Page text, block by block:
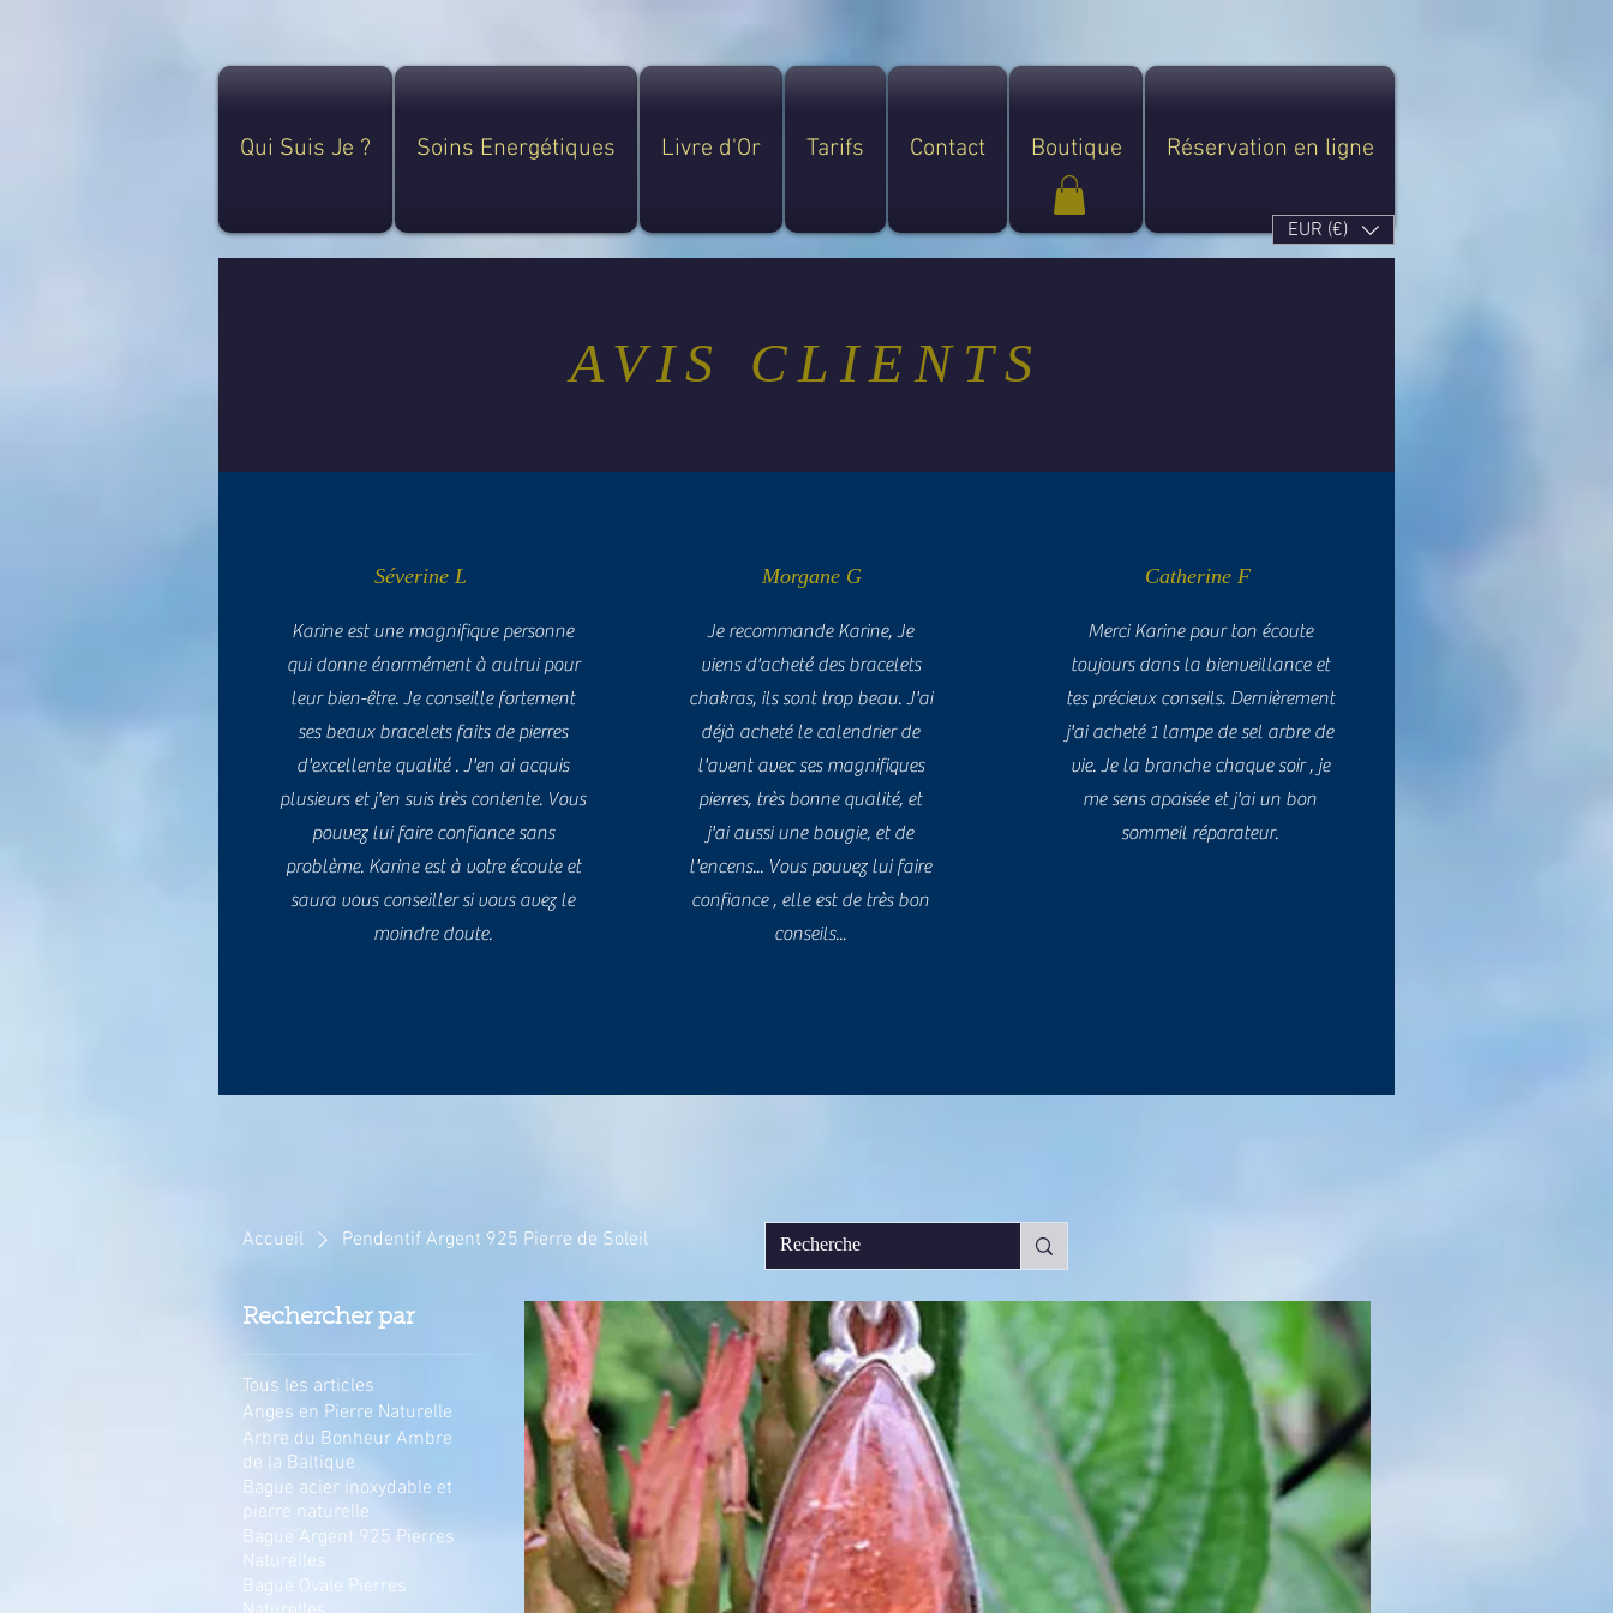
Qui Suis Je ? Soins Energétiques Livre d'Or Tarifs Contact Boutique Réservation en ligne
EUR (€)
AVIS CLIENTS
Séverine L
Karine est une magnifique personne
qui donne énormément à autrui pour
leur bien-être. Je conseille fortement
ses beaux bracelets faits de pierres
d'excellente qualité . J'en ai acquis
plusieurs et j'en suis très contente. Vous
pouvez lui faire confiance sans
problème. Karine est à votre écoute et
saura vous conseiller si vous avez le
moindre doute.
Morgane G
Je recommande Karine, Je
viens d'acheté des bracelets
chakras, ils sont trop beau. J'ai
déjà acheté le calendrier de
l'avent avec ses magnifiques
pierres, très bonne qualité, et
j'ai aussi une bougie, et de
l'encens... Vous pouvez lui faire
confiance , elle est de très bon
conseils...
Catherine F
Merci Karine pour ton écoute
toujours dans la bienveillance et
tes précieux conseils. Dernièrement
j'ai acheté 1 lampe de sel arbre de
vie. Je la branche chaque soir , je
me sens apaisée et j'ai un bon
sommeil réparateur.
Accueil Pendentif Argent 925 Pierre de Soleil
Rechercher par
Tous les articles
Anges en Pierre Naturelle
Arbre du Bonheur Ambre
de la Baltique
Bague acier inoxydable et
pierre naturelle
Bague Argent 925 Pierres
Naturelles
Bague Ovale Pierres